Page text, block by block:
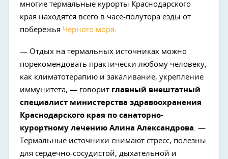
многие термальные курорты Краснодарского
края находятся всего в часе-полутора езды от
побережья Черного моря.
— Отдых на термальных источниках можно
порекомендовать практически любому человеку,
как климатотерапию и закаливание, укрепление
иммунитета, — говорит главный внештатный
специалист министерства здравоохранения
Краснодарского края по санаторно-
курортному лечению Алина Александрова. —
Термальные источники снимают стресс, полезны
для сердечно-сосудистой, дыхательной и